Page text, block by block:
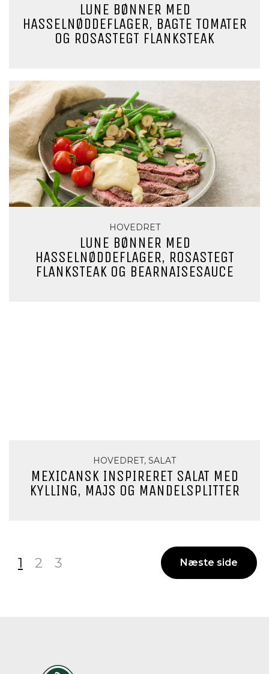
LUNE BØNNER MED
HASSELNØDDEFLAGER, BAGTE TOMATER
OG ROSASTEGT FLANKSTEAK
HOVEDRET
LUNE BØNNER MED
HASSELNØDDEFLAGER, ROSASTEGT
FLANKSTEAK OG BEARNAISESAUCE
HOVEDRET, SALAT
MEXICANSK INSPIRERET SALAT MED
KYLLING, MAJS OG MANDELSPLITTER
1 2 3 Næste side